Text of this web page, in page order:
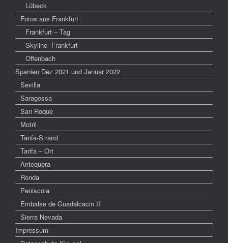
Lübeck
Fotos aus Frankfurt
Frankfurt – Tag
Skyline- Frankfurt
Offenbach
Spanien Dez 2021 und Januar 2022
Sevilla
Saragossa
San Roque
Motril
Tarifa-Strand
Tarifa – Ort
Antequera
Ronda
Peniscola
Embalse de Guadalcacin II
Sierra Nevada
Impressum